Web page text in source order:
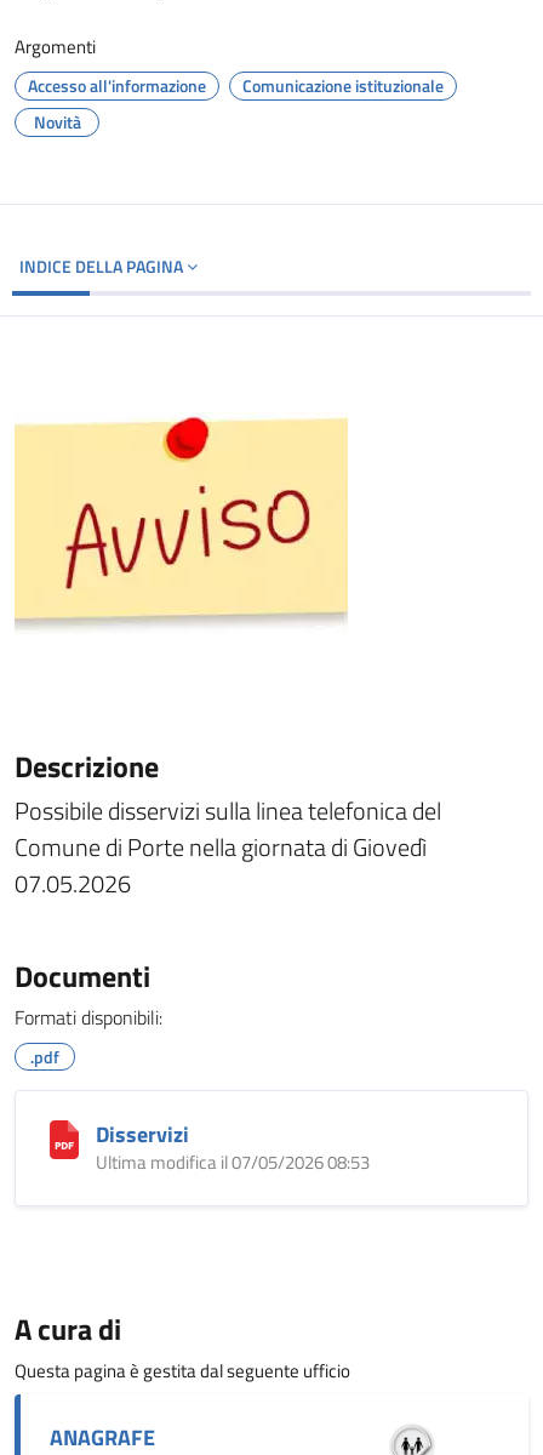
Argomenti
Accesso all'informazione
Comunicazione istituzionale
Novità
INDICE DELLA PAGINA
Descrizione
Possibile disservizi sulla linea telefonica del
Comune di Porte nella giornata di Giovedì
07.05.2026
Documenti
Formati disponibili:
.pdf
Disservizi
Ultima modifica il 07/05/2026 08:53
A cura di
Questa pagina è gestita dal seguente ufficio
ANAGRAFE